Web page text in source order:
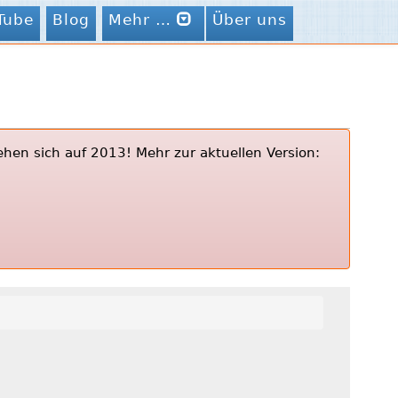
Blog Mehr … Über uns
sich auf 2013! Mehr zur aktuellen Version: